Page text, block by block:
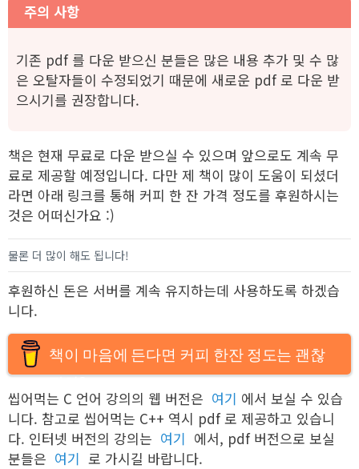
주의 사항
기존 pdf 를 다운 받으신 분들은 많은 내용 추가 및 수 많
은 오탈자들이 수정되었기 때문에 새로운 pdf 로 다운 받
으시기를 권장합니다.
책은 현재 무료로 다운 받으실 수 있으며 앞으로도 계속 무
료로 제공할 예정입니다. 다만 제 책이 많이 도움이 되셨더
라면 아래 링크를 통해 커피 한 잔 가격 정도를 후원하시는
것은 어떠신가요 :)
물론 더 많이 해도 됩니다!
후원하신 돈은 서버를 계속 유지하는데 사용하도록 하겠습
니다.
책이 마음에 든다면 커피 한잔 정도는 괜찮
잖아?
씹어먹는 C 언어 강의의 웹 버전은 여기 에서 보실 수 있습
니다. 참고로 씹어먹는 C++ 역시 pdf 로 제공하고 있습니
다. 인터넷 버전의 강의는 여기 에서, pdf 버전으로 보실
분들은 여기 로 가시길 바랍니다.